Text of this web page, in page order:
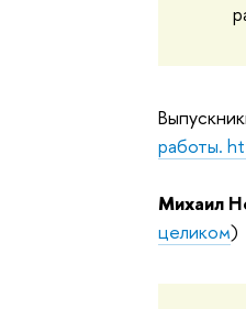
работы.
Михаил
целиком)